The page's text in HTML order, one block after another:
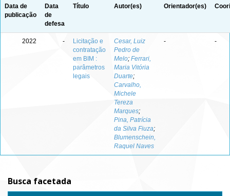
Data de
publicação
Data
de
defesa
Título Autor(es) Orientador(es)
2022 -
Licitação e
contratação
em BIM :
parâmetros
legais
Cesar, Luiz
Pedro de
Melo; Ferrari,
Maria Vitória
Duarte;
Carvalho,
Michele
Tereza
Marques;
Pina, Patrícia
da Silva Fiuza;
Blumenschein,
Raquel Naves
- -
Busca facetada